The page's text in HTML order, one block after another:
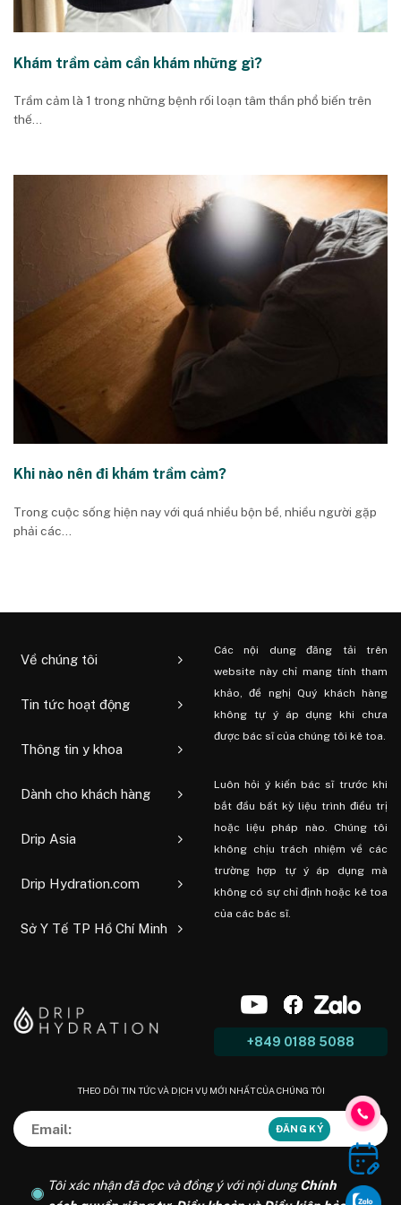
Khám trầm cảm cần khám những gì?
Trầm cảm là 1 trong những bệnh rối loạn tâm thần phổ biến trên
thế...
Khi nào nên đi khám trầm cảm?
Trong cuộc sống hiện nay với quá nhiều bộn bề, nhiều người gặp
phải các...
Về chúng tôi
Tin tức hoạt động
Thông tin y khoa
Dành cho khách hàng
Drip Asia
Drip Hydration.com
Sở Y Tế TP Hồ Chí Minh
Các nội dung đăng tải trên
website này chỉ mang tính tham
khảo, đề nghị Quý khách hàng
không tự ý áp dụng khi chưa
được bác sĩ của chúng tôi kê toa.
Luôn hỏi ý kiến ​​bác sĩ trước khi
bắt đầu bất kỳ liệu trình điều trị
hoặc liệu pháp nào. Chúng tôi
không chịu trách nhiệm về các
trường hợp tự ý áp dụng mà
không có sự chỉ định hoặc kê toa
của các bác sĩ.
+849 0188 5088
THEO DÕI TIN TỨC VÀ DỊCH VỤ MỚI NHẤT CỦA CHÚNG TÔI
Tôi xác nhận đã đọc và đồng ý với nội dungChính